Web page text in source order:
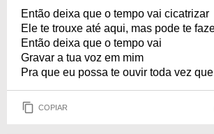
Então deixa que o tempo vai cicatrizar
Ele te trouxe até aqui, mas pode te
Então deixa que o tempo vai
Gravar a tua voz em mim
Pra que eu possa te ouvir toda vez
COPIAR